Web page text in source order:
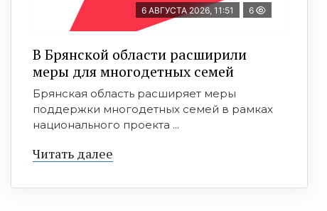
6 АВГУСТА 2026, 11:51 6
В Брянской области расширили
меры для многодетных семей
Брянская область расширяет меры
поддержки многодетных семей в рамках
национального проекта ...
Читать далее